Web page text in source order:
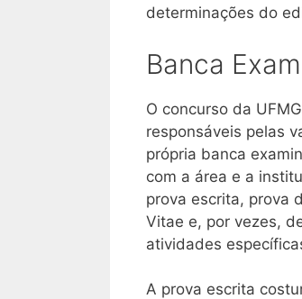
determinações do
Banca
O concurso da
responsáveis pelas
própria banca
com a área e a
prova escrita, prova
Vitae e, por vezes,
atividades
A prova escrita